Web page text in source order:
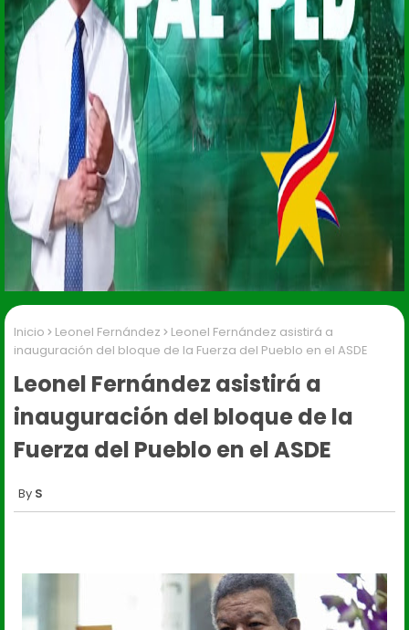
Inicio Leonel Fernández
Leonel Fernández asistirá a
inauguración del bloque de la Fuerza del Pueblo en el ASDE
Leonel Fernández asistirá a
inauguración del bloque de la
Fuerza del Pueblo en el ASDE
S